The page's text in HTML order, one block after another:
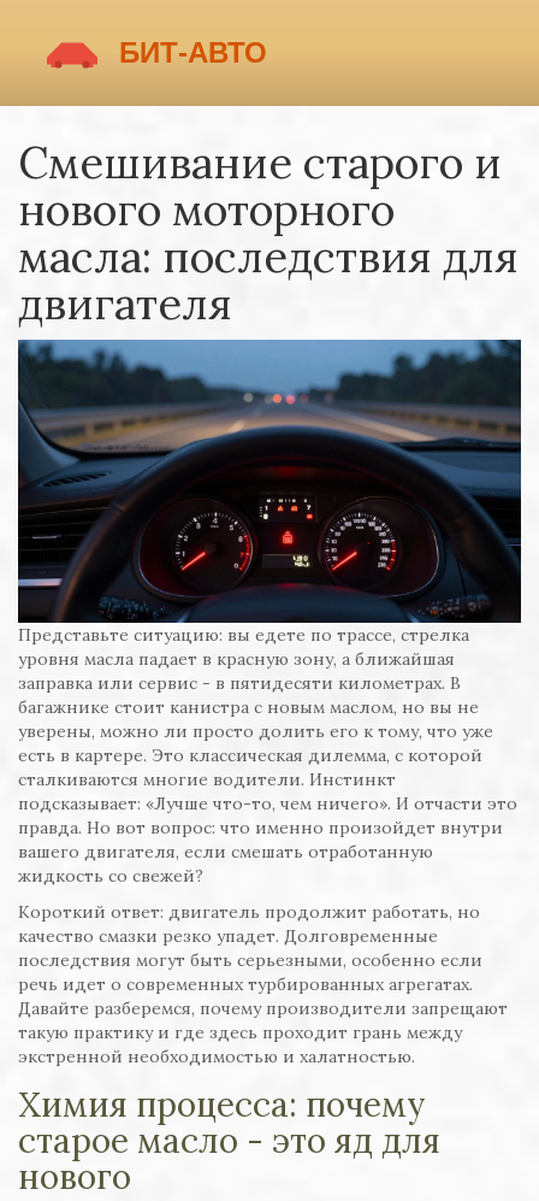
Смешивание старого и
нового моторного
масла: последствия для
двигателя
Представьте ситуацию: вы едете по трассе, стрелка
уровня масла падает в красную зону, а ближайшая
заправка или сервис - в пятидесяти километрах. В
багажнике стоит канистра с новым маслом, но вы не
уверены, можно ли просто долить его к тому, что уже
есть в картере. Это классическая дилемма, с которой
сталкиваются многие водители. Инстинкт
подсказывает: «Лучше что-то, чем ничего». И отчасти это
правда. Но вот вопрос: что именно произойдет внутри
вашего двигателя, если смешать отработанную
жидкость со свежей?
Короткий ответ: двигатель продолжит работать, но
качество смазки резко упадет. Долговременные
последствия могут быть серьезными, особенно если
речь идет о современных турбированных агрегатах.
Давайте разберемся, почему производители запрещают
такую практику и где здесь проходит грань между
экстренной необходимостью и халатностью.
Химия процесса: почему
старое масло - это яд для
нового